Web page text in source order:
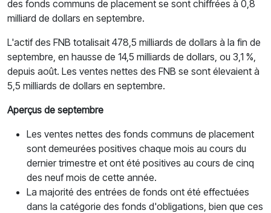
des fonds communs de placement se sont chiffrées à 0,8
milliard de dollars en septembre.
L'actif des FNB totalisait 478,5 milliards de dollars à la fin de
septembre, en hausse de 14,5 milliards de dollars, ou 3,1 %,
depuis août. Les ventes nettes des FNB se sont élevaient à
5,5 milliards de dollars en septembre.
Aperçus de septembre
Les ventes nettes des fonds communs de placement
sont demeurées positives chaque mois au cours du
dernier trimestre et ont été positives au cours de cinq
des neuf mois de cette année.
La majorité des entrées de fonds ont été effectuées
dans la catégorie des fonds d'obligations, bien que ces